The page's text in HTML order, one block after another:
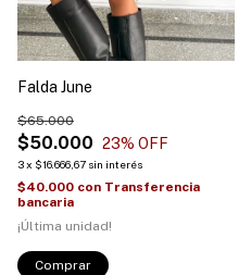
Falda June
$50.000
$65.000
23% OFF
3x $16.666,67 sin interés
$40.000 con Transferencia
bancaria
¡Última unidad!
Comprar